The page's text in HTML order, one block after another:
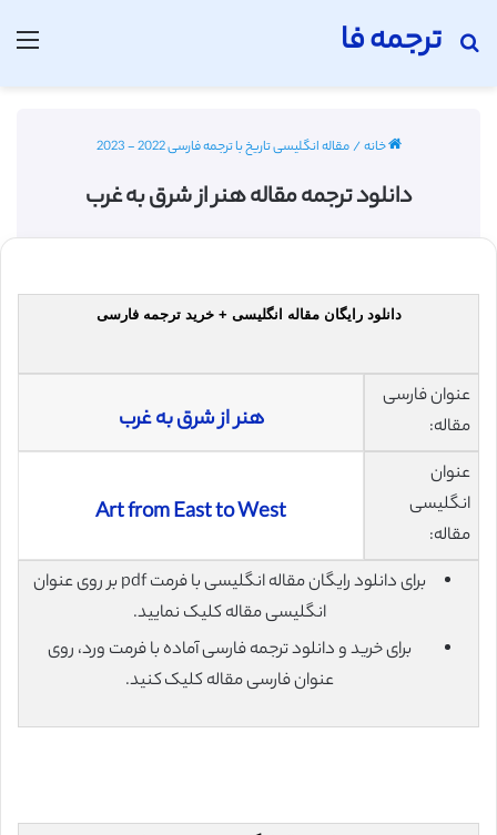
ترجمه فا
جستجو برای
خانه/مقاله انگلیسی تاریخ با ترجمه فارسی 2022 - 2023
دانلود ترجمه مقاله هنر از شرق به غرب
دانلود رایگان مقاله انگلیسی + خرید ترجمه فارسی
عنوان فارسی
مقاله:
هنر از شرق به غرب
عنوان
انگلیسی
مقاله:
Art from East to West
برای دانلود رایگان مقاله انگلیسی با فرمت pdf بر روی عنوان
انگلیسی مقاله کلیک نمایید.
برای خرید و دانلود ترجمه فارسی آماده با فرمت ورد، روی
عنوان فارسی مقاله کلیک کنید.